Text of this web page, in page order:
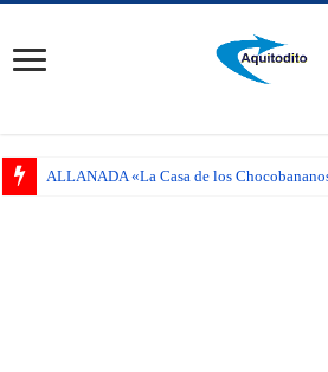
ALLANADA «La Casa de los